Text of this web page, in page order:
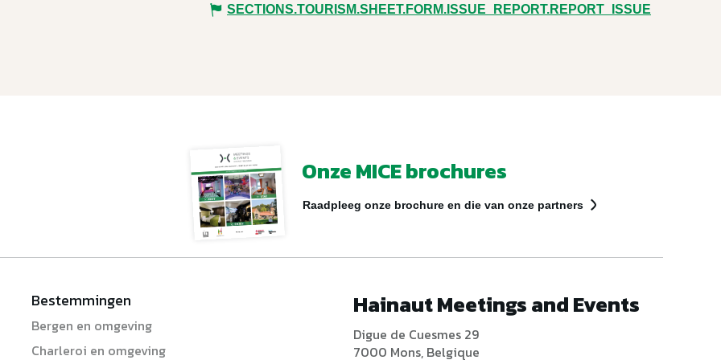
SECTIONS.TOURISM.SHEET.FORM.ISSUE_REPORT.REPORT_ISSUE
Onze MICE brochures
Raadpleeg onze brochure en die van onze partners
Bestemmingen
Bergen en omgeving
Charleroi en omgeving
Hainaut Meetings and Events
Digue de Cuesmes 29
7000 Mons, Belgique